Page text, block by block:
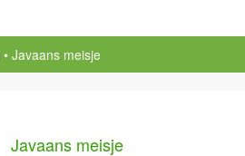
Javaans meisje
Javaans meisje